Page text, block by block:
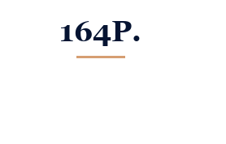
164P.